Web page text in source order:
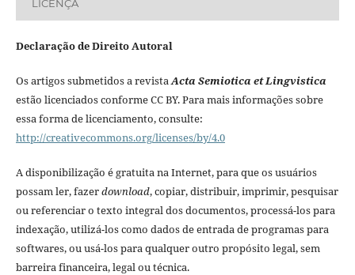
LICENÇA
Declaração de Direito Autoral
Os artigos submetidos a revistaActa Semiotica et Lingvistica
estão licenciados conforme CC BY. Para mais informações sobre
essa forma de licenciamento, consulte:
http://creativecommons.org/licenses/by/4.0
A disponibilização é gratuita na Internet, para que os usuários
possam ler, fazerdownload, copiar, distribuir, imprimir, pesquisar
ou referenciar o texto integral dos documentos, processá-los para
indexação, utilizá-los como dados de entrada de programas para
softwares, ou usá-los para qualquer outro propósito legal, sem
barreira financeira, legal ou técnica.